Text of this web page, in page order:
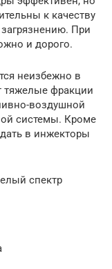
к качеству
При
и дорого.
неизбежно в
тяжелые фракции
воздушной
системы. Кроме
в инжекторы
спектр